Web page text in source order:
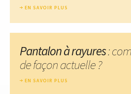
EN SAVOIR PLUS
Pantalon à rayures:
de façon actuelle ?
EN SAVOIR PLUS